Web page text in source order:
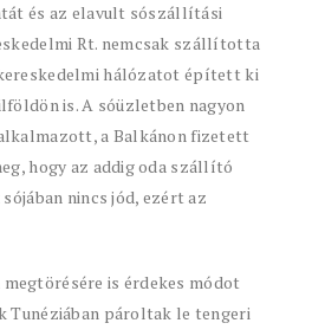
és az elavult sószállítási
Rt. nemcsak szállította
hálózatot épített ki
is. A sóüzletben nagyon
a Balkánon fizetett
hogy az addig oda szállító
nincs jód, ezért az
is érdekes módot
Tunéziában pároltak le tengeri